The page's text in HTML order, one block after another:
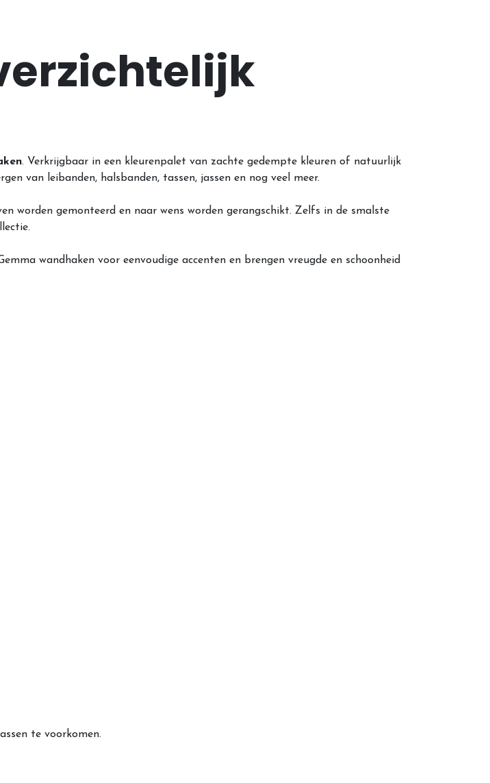
. Verkrijgbaar in een kleurenpalet van zachte gedempte kleuren of natuurlijk
van leibanden, halsbanden, tassen, jassen en nog veel meer.
worden gemonteerd en naar wens worden gerangschikt. Zelfs in de smalste
wandhaken voor eenvoudige accenten en brengen vreugde en schoonheid
te voorkomen.